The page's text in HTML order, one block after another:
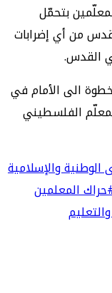
بتحمّل
من أي إضرابات
القدس.
الى الأمام في
الفلسطيني
الوطنية والإسلامية
المعلمين